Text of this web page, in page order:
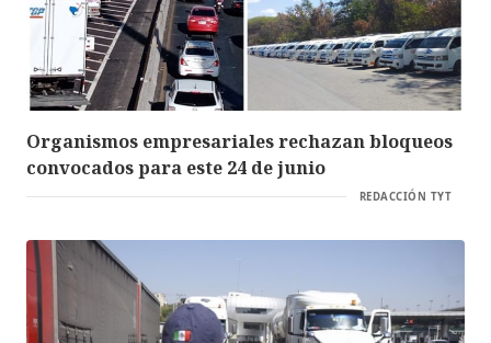
Organismos empresariales rechazan bloqueos
convocados para este 24 de junio
REDACCIÓN TYT